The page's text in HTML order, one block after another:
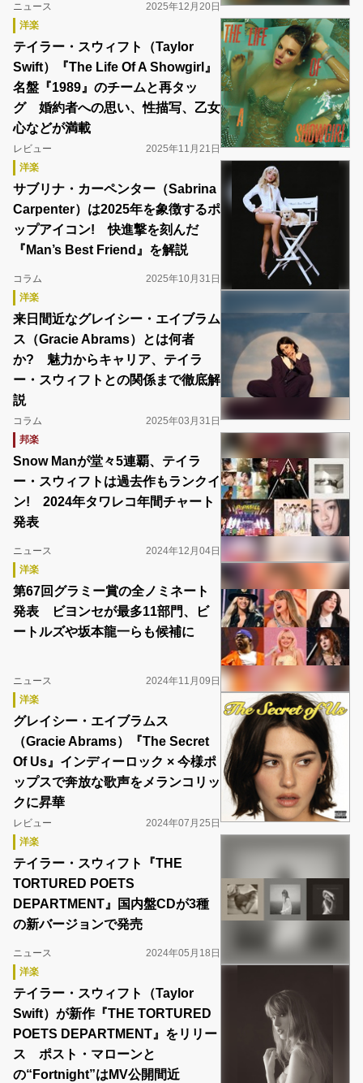
ニュース
2025年12月20日
洋楽
テイラー・スウィフト（Taylor
Swift）『The Life Of A Showgirl』
名盤『1989』のチームと再タッ
グ 婚約者への思い、性描写、乙女
心などが満載
レビュー
2025年11月21日
洋楽
サブリナ・カーペンター（Sabrina
Carpenter）は2025年を象徴するポ
ップアイコン! 快進撃を刻んだ
『Man’s Best Friend』を解説
コラム
2025年10月31日
洋楽
来日間近なグレイシー・エイブラム
ス（Gracie Abrams）とは何者
か? 魅力からキャリア、テイラ
ー・スウィフトとの関係まで徹底解
説
コラム
2025年03月31日
邦楽
Snow Manが堂々5連覇、テイラ
ー・スウィフトは過去作もランクイ
ン! 2024年タワレコ年間チャート
発表
ニュース
2024年12月04日
洋楽
第67回グラミー賞の全ノミネート
発表 ビヨンセが最多11部門、ビ
ートルズや坂本龍一らも候補に
ニュース
2024年11月09日
洋楽
グレイシー・エイブラムス
（Gracie Abrams）『The Secret
Of Us』インディーロック × 今様ポ
ップスで奔放な歌声をメランコリッ
クに昇華
レビュー
2024年07月25日
洋楽
テイラー・スウィフト『THE
TORTURED POETS
DEPARTMENT』国内盤CDが3種
の新バージョンで発売
ニュース
2024年05月18日
洋楽
テイラー・スウィフト（Taylor
Swift）が新作『THE TORTURED
POETS DEPARTMENT』をリリー
ス ポスト・マローンと
の“Fortnight”はMV公開間近